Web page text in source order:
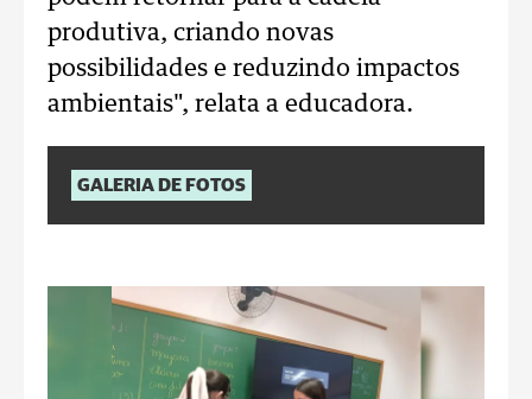
produtiva, criando novas
possibilidades e reduzindo impactos
ambientais", relata a educadora.
GALERIA DE FOTOS